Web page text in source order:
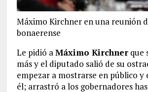
Máximo Kirchner en una reunión
bonaerense
Le pidió aMáximo Kirchnerque
más y el diputado salió de su
empezar a mostrarse en público y
él; arrastró a los gobernadores